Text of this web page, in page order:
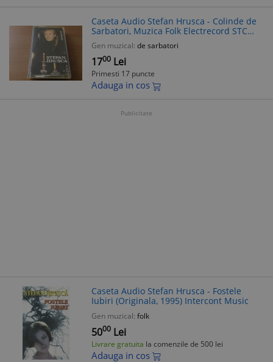
Caseta Audio Stefan Hrusca - Colinde de
Sarbatori, Muzica Folk Electrecord STC
00677, Stare Buna
Gen muzical: de sarbatori
1700 Lei
Primesti 17 puncte
Adauga in cos
Publicitate
Caseta Audio Stefan Hrusca - Fostele
Iubiri (Originala, 1995) Intercont Music
Gen muzical: folk
5000 Lei
Livrare gratuita la comenzile de 500 lei
Adauga in cos